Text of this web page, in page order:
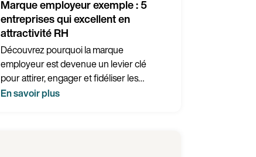
Marque employeur exemple : 5
entreprises qui excellent en
attractivité RH
Découvrez pourquoi la marque
employeur est devenue un levier clé
pour attirer, engager et fidéliser les
talents au travers des exemples concrets
En savoir plus